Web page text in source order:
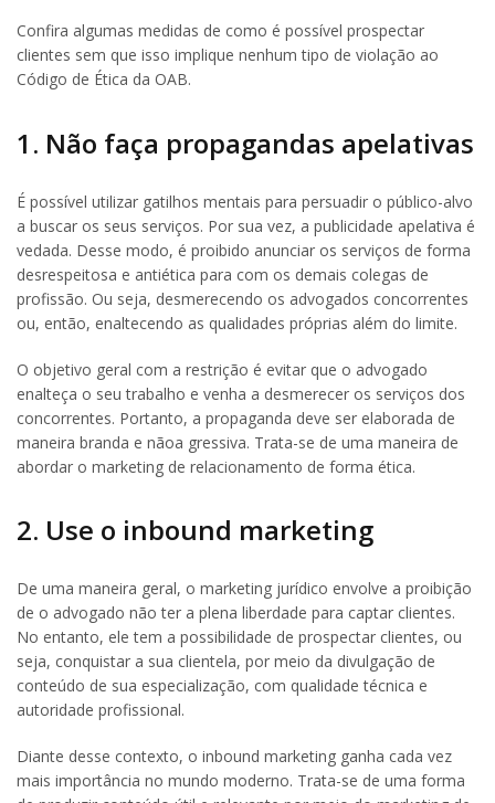
Confira algumas medidas de como é possível prospectar
clientes sem que isso implique nenhum tipo de violação ao
Código de Ética da OAB.
1. Não faça propagandas apelativas
É possível utilizar gatilhos mentais para persuadir o público-alvo
a buscar os seus serviços. Por sua vez, a publicidade apelativa é
vedada. Desse modo, é proibido anunciar os serviços de forma
desrespeitosa e antiética para com os demais colegas de
profissão. Ou seja, desmerecendo os advogados concorrentes
ou, então, enaltecendo as qualidades próprias além do limite.
O objetivo geral com a restrição é evitar que o advogado
enalteça o seu trabalho e venha a desmerecer os serviços dos
concorrentes. Portanto, a propaganda deve ser elaborada de
maneira branda e nãoa gressiva. Trata-se de uma maneira de
abordar o marketing de relacionamento de forma ética.
2. Use o inbound marketing
De uma maneira geral, o marketing jurídico envolve a proibição
de o advogado não ter a plena liberdade para captar clientes.
No entanto, ele tem a possibilidade de prospectar clientes, ou
seja, conquistar a sua clientela, por meio da divulgação de
conteúdo de sua especialização, com qualidade técnica e
autoridade profissional.
Diante desse contexto, o inbound marketing ganha cada vez
mais importância no mundo moderno. Trata-se de uma forma